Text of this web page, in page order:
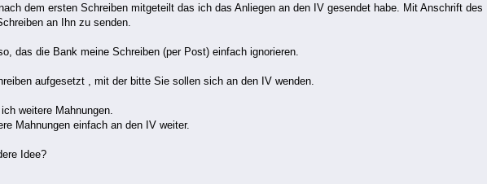
dem ersten Schreiben mitgeteilt das ich das Anliegen an den IV gesendet habe. Mit Anschrift
an Ihn zu senden.
das die Bank meine Schreiben (per Post) einfach ignorieren.
aufgesetzt , mit der bitte Sie sollen sich an den IV wenden.
weitere Mahnungen.
Mahnungen einfach an den IV weiter.
Idee?